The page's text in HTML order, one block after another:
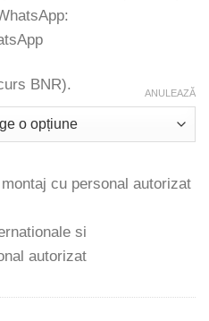
BNR).
ANULEAZĂ
cu personal autorizat